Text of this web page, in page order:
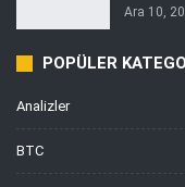
Ara 10,
POPÜLER
Analizler
BTC